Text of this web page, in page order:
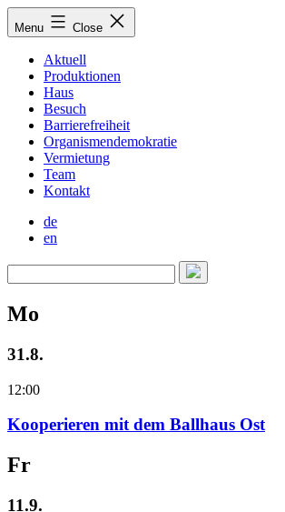
Skip
toMenu Close
Aktuell
Produktionen
Haus
Besuch
Barrierefreiheit
Organismendemokratie
Vermietung
Team
Kontakt
de
en
Mo
31.8.
12:00
Kooperieren mit dem Ballhaus Ost
Fr
11.9.